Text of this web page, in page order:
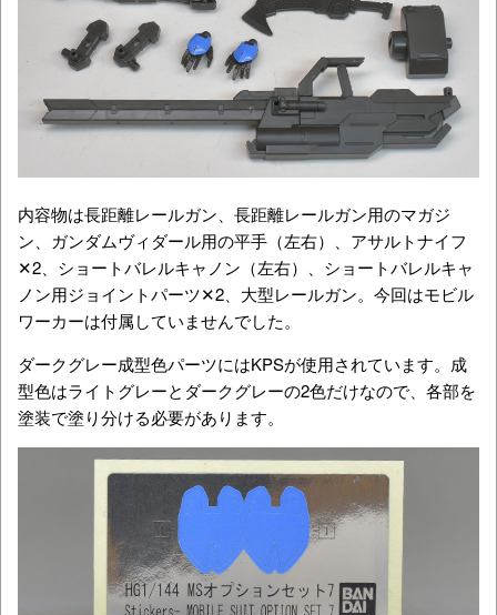
内容物は長距離レールガン、長距離レールガン用のマガジ
ン、ガンダムヴィダール用の平手（左右）、アサルトナイフ
✕2、ショートバレルキャノン（左右）、ショートバレルキャ
ノン用ジョイントパーツ✕2、大型レールガン。今回はモビル
ワーカーは付属していませんでした。
ダークグレー成型色パーツにはKPSが使用されています。成
型色はライトグレーとダークグレーの2色だけなので、各部を
塗装で塗り分ける必要があります。